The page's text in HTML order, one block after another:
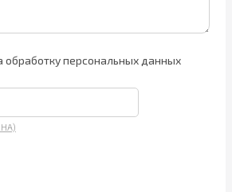
обработку персональных данных